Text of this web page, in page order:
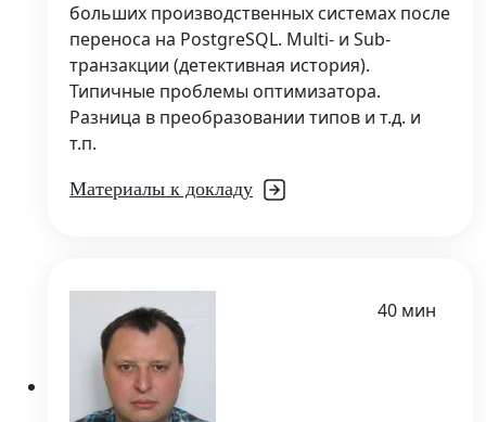
больших производственных системах после
переноса на PostgreSQL. Multi- и Sub-
транзакции (детективная история).
Типичные проблемы оптимизатора.
Разница в преобразовании типов и т.д. и
т.п.
Материалы к докладу
40 мин